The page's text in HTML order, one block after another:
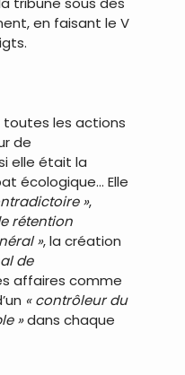
en faisant le V
toutes les actions
de
elle était la
écologique… Elle
»,
rétention
», la création
de
affaires comme
« contrôleur du
»dans chaque